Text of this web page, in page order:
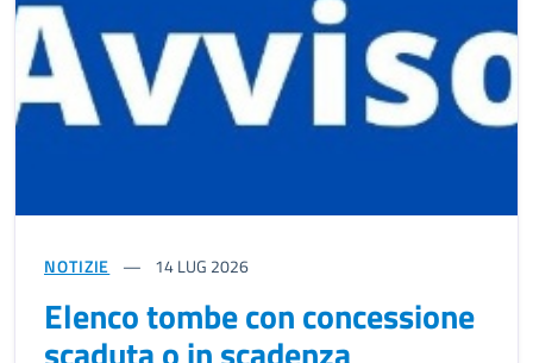
NOTIZIE 14LUG 2026
Elenco tombe con concessione